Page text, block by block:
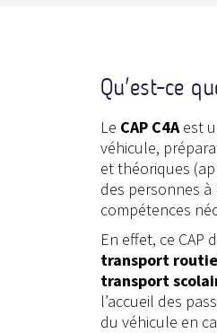
Qu'est-ce
Le CAP C4Aest
véhicule,
et théoriques
des personnes
compétences
En effet, ce CAP
transport
transport
l’accueil des
du véhicule en